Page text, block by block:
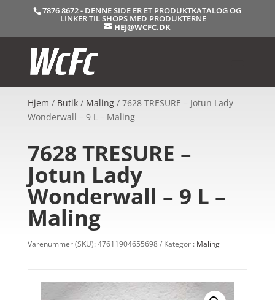
7876 8672 - DENNE SIDE ER ET PRODUKTKATALOG OG
LINKER TIL SHOPS MED PRODUKTERNE
HEJ@WCFC.DK
Hjem / Butik/ Maling/ 7628 TRESURE – Jotun Lady
Wonderwall – 9 L – Maling
7628 TRESURE –
Jotun Lady
Wonderwall – 9 L –
Maling
Varenummer (SKU):47611904655698 Kategori: Maling